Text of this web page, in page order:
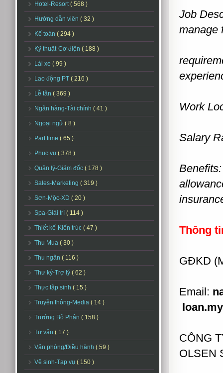
Hotel-Resort( 568 )
Hướng dẫn viên ( 32 )
Kế toán ( 294 )
Kỹ thuật-Cơ điện ( 188 )
Lái xe ( 99 )
Lao động PT ( 216 )
Lễ tân ( 369 )
Ngân hàng-Tài chính ( 41 )
Ngoại ngữ ( 8 )
Part time ( 65 )
Phục vụ ( 378 )
Quản lý-Giám đốc ( 178 )
Sales-Marketing ( 319 )
Sơn-Mộc-XD ( 20 )
Spa-Giải trí ( 114 )
Thiết kế-Kiến trúc ( 47 )
Thu Mua ( 30 )
Thu ngân ( 116 )
Thư ký-Trợ lý ( 62 )
Thực tập sinh ( 15 )
Truyền thông-Media ( 14 )
Trưởng Bộ Phận ( 158 )
Tư vấn ( 17 )
Văn phòng/Điều hành ( 59 )
Vệ sinh-Tạp vụ ( 150 )
Job
manage
Work
Salary
Thông
GĐKD
Email:
CÔNG
OLSEN